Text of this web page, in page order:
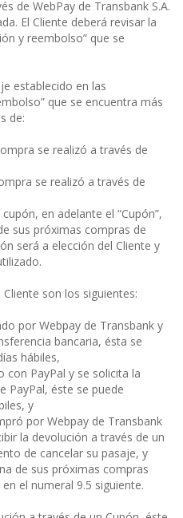
de WebPay de Transbank S.A.
El Cliente deberá revisar la
y reembolso” que se
establecido en las
que se encuentra más
de:
se realizó a través de
se realizó a través de
en adelante el “Cupón”,
sus próximas compras de
será a elección del Cliente y
son los siguientes:
por Webpay de Transbank y
bancaria, ésta se
hábiles,
con PayPal y se solicita la
PayPal, éste se puede
y
por Webpay de Transbank
la devolución a través de un
de cancelar su pasaje, y
de sus próximas compras
el numeral 9.5 siguiente.